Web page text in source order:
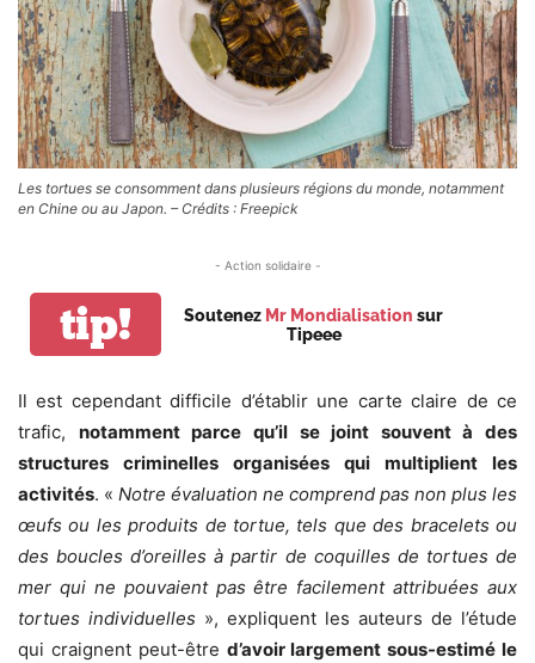
Les tortues se consomment dans plusieurs régions du monde, notamment
en Chine ou au Japon. – Crédits : Freepick
- Action solidaire -
tip! Soutenez Mr Mondialisation sur
Tipeee
Il est cependant difficile d’établir une carte claire de ce
trafic, notamment parce qu’il se joint souvent à des
structures criminelles organisées qui multiplient les
activités. « Notre évaluation ne comprend pas non plus les
œufs ou les produits de tortue, tels que des bracelets ou
des boucles d’oreilles à partir de coquilles de tortues de
mer qui ne pouvaient pas être facilement attribuées aux
tortues individuelles », expliquent les auteurs de l’étude
qui craignent peut-être d’avoir largement sous-estimé le